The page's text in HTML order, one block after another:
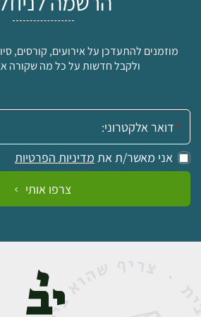
מוזמנים להתעדכן על אירועים, קורסים,
ולקבל חדשות על כל מה שקורה
אימייל:
אני מאשר/ת את מדיניות הפרטיות
צרפו אותי